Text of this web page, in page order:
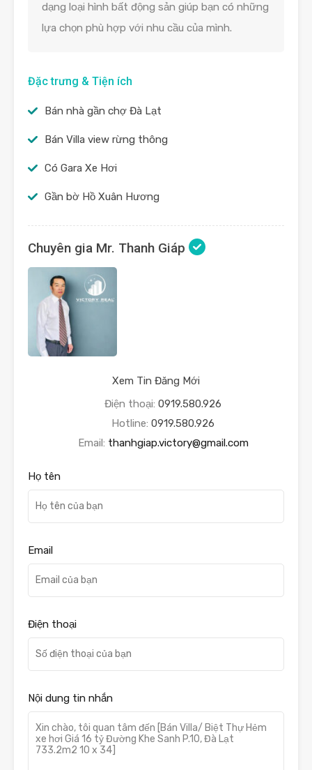
dạng loại hình bất động sản giúp bạn có những
lựa chọn phù hợp với nhu cầu của mình.
Đặc trưng & Tiện ích
Bán nhà gần chợ Đà Lạt
Bán Villa view rừng thông
Có Gara Xe Hơi
Gần bờ Hồ Xuân Hương
Chuyên gia Mr. Thanh Giáp
Xem Tin Đăng Mới
Điện thoại: 0919.580.926
Hotline: 0919.580.926
Email: thanhgiap.victory@gmail.com
Họ tên
Email
Điện thoại
Nội dung tin nhắn